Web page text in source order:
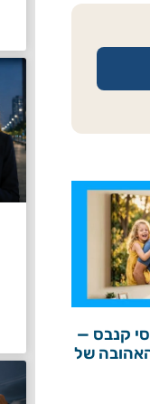
קנבס —
של